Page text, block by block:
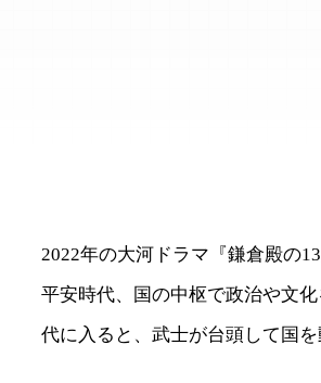
2022年の大河ドラマ『鎌倉殿の
平安時代、国の中枢で政治や文
代に入ると、武士が台頭して国を